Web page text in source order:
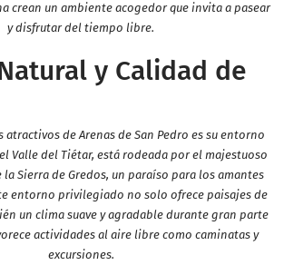
crean un ambiente acogedor que invita a pasear
y disfrutar del tiempo libre.
y Calidad de
atractivos de Arenas de San Pedro es su entorno
Valle del Tiétar, está rodeada por el majestuoso
la Sierra de Gredos, un paraíso para los amantes
entorno privilegiado no solo ofrece paisajes de
un clima suave y agradable durante gran parte
actividades al aire libre como caminatas y
excursiones.